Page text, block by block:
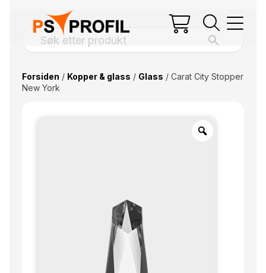
Forsiden / Kopper & glass / Glass / Carat City Stopper
New York